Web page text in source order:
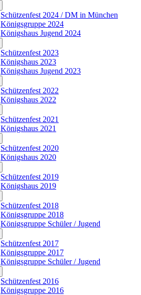
Schützenfest 2024 / DM in München
Königsgruppe 2024
Königshaus Jugend 2024
Schützenfest 2023
Königshaus 2023
Königshaus Jugend 2023
Schützenfest 2022
Königshaus 2022
Schützenfest 2021
Königshaus 2021
Schützenfest 2020
Königshaus 2020
Schützenfest 2019
Königshaus 2019
Schützenfest 2018
Königsgruppe 2018
Königsgruppe Schüler / Jugend
Schützenfest 2017
Königsgruppe 2017
Königsgruppe Schüler / Jugend
Schützenfest 2016
Königsgruppe 2016